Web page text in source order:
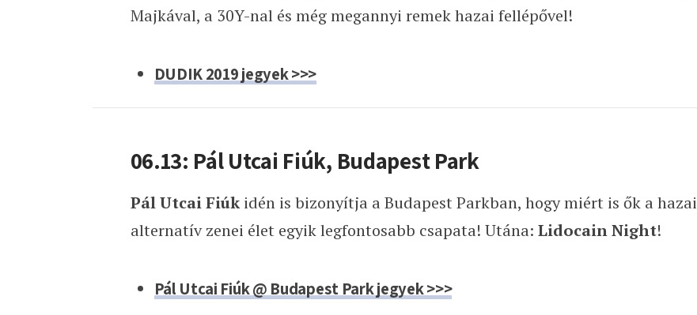
Majkával, a 30Y-nal és még megannyi remek hazai fellépővel!
DUDIK 2019 jegyek >>>
06.13: Pál Utcai Fiúk, Budapest Park
Pál Utcai Fiúkidén is bizonyítja a Budapest Parkban, hogy miért is ők a hazai
alternatív zenei élet egyik legfontosabb csapata! Utána: Lidocain Night!
Pál Utcai Fiúk @ Budapest Park jegyek >>>